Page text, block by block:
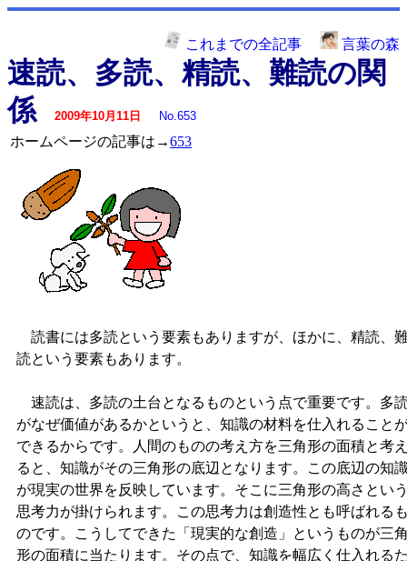
これまでの全記事 言葉の森
速読、多読、精読、難読の関
係
2009年10月11日 No.653
ホームページの記事は→653
読書には多読という要素もありますが、ほかに、精読、
読という要素もあります。
速読は、多読の土台となるものという点で重要です。多
がなぜ価値があるかというと、知識の材料を仕入れること
できるからです。人間のものの考え方を三角形の面積と考
ると、知識がその三角形の底辺となります。この底辺の知
が現実の世界を反映しています。そこに三角形の高さとい
思考力が掛けられます。この思考力は創造性とも呼ばれる
のです。こうしてできた「現実的な創造」というものが三
形の面積に当たります。その点で、知識を幅広く仕入れる